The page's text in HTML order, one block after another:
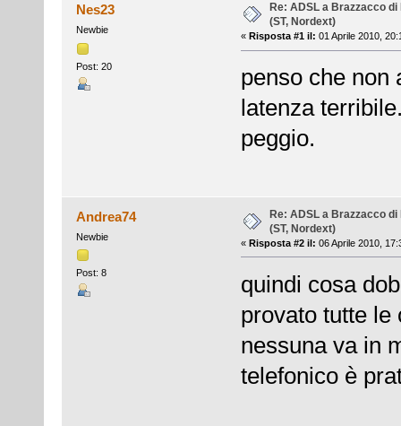
Nes23
Newbie
Post: 20
Re: ADSL a Brazzacco
(ST, Nordext)
« Risposta #1 il: 01 Aprile 2010,
penso che
latenza
peggio.
Andrea74
Newbie
Post: 8
Re: ADSL a Brazzacco
(ST, Nordext)
« Risposta #2 il: 06 Aprile 2010,
quindi cosa
provato tutte le
nessuna va in
telefonico è